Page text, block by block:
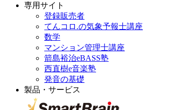
専用サイト
登録販売者
てんコロ.の気象予報士講座
数学
マンション管理士講座
箭島裕治eBASS塾
西直樹e音楽塾
発音の基礎
製品・サービス